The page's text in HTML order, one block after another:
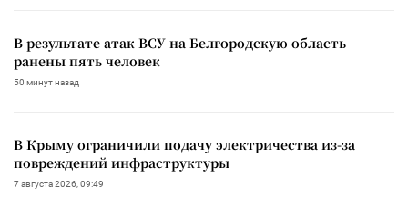
В результате атак ВСУ на Белгородскую область
ранены пять человек
50 минут назад
В Крыму ограничили подачу электричества из-за
повреждений инфраструктуры
7 августа 2026, 09:49